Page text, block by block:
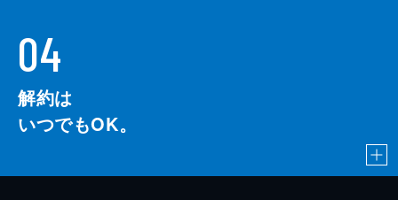
04
解約は
いつでもOK。